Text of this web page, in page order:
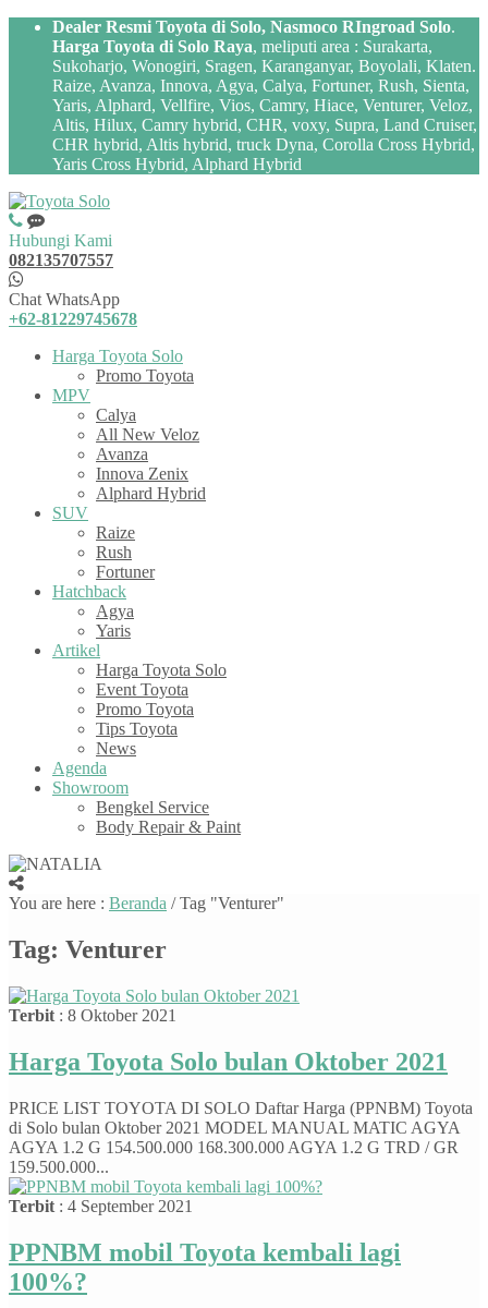
Dealer Resmi Toyota di Solo, Nasmoco RIngroad Solo.
Harga Toyota di Solo Raya, meliputi area : Surakarta,
Sukoharjo, Wonogiri, Sragen, Karanganyar, Boyolali, Klaten.
Raize, Avanza, Innova, Agya, Calya, Fortuner, Rush, Sienta,
Yaris, Alphard, Vellfire, Vios, Camry, Hiace, Venturer, Veloz,
Altis, Hilux, Camry hybrid, CHR, voxy, Supra, Land Cruiser,
CHR hybrid, Altis hybrid, truck Dyna, Corolla Cross Hybrid,
Yaris Cross Hybrid, Alphard Hybrid
Hubungi Kami
082135707557
Chat WhatsApp
+62-81229745678
Harga Toyota Solo
Promo Toyota
MPV
Calya
All New Veloz
Avanza
Innova Zenix
Alphard Hybrid
SUV
Raize
Rush
Fortuner
Hatchback
Agya
Yaris
Artikel
Harga Toyota Solo
Event Toyota
Promo Toyota
Tips Toyota
News
Agenda
Showroom
Bengkel Service
Body Repair & Paint
You are here : Beranda /Tag "Venturer"
Tag: Venturer
Terbit : 8 Oktober 2021
Harga Toyota Solo bulan Oktober 2021
PRICE LIST TOYOTA DI SOLO Daftar Harga (PPNBM) Toyota
di Solo bulan Oktober 2021 MODEL MANUAL MATIC AGYA
AGYA 1.2 G 154.500.000 168.300.000 AGYA 1.2 G TRD / GR
159.500.000...
Terbit : 4 September 2021
PPNBM mobil Toyota kembali lagi
100%?